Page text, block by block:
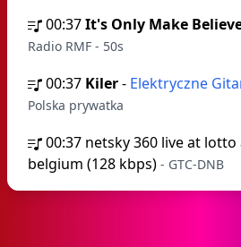
00:37It's Only Make
Radio RMF - 50s
00:37 Kiler- Elektryczne
Polska prywatka
00:37 netsky 360 live at
belgium (128 kbps) - GTC-DNB